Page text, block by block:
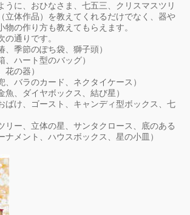
に、おひなさま、七五三、クリスマスツリ
立体作品）を教えてくれるだけでなく、器や
物の作り方も教えてもらえます。
通りです。
、季節のぽち袋、獅子頭）
、ハート型のバッグ）
花の器）
、バラのカード、ネクタイケース）
魚、ダイヤボックス、結び星）
ばけ、ゴースト、キャンディ型ボックス、七
リー、立体の星、サンタクロース、底のある
ナメント、ハウスボックス、星の小皿）